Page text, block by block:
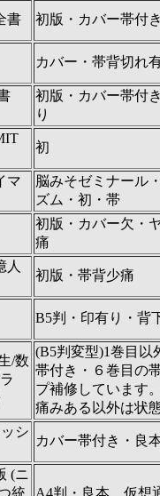
書 初版・カバー帯付
カバー・帯背切れ
初版・カバー帯付
り
初
マ
脳みそゼミナール
ズム・初・帯
初版・カバー欠・
痛
人
初版・帯背少痛
B5判・印有り・背
/数
(B5判変型)1巻目以
帯付き・６巻目の
プ補修しています
痛みある以外は状
シ
カバー帯付き・良
(ニ
統
A4判・良本 仮想